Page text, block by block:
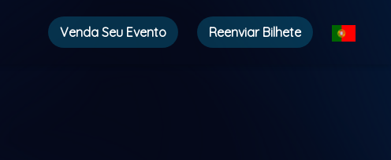
Venda Seu Evento Reenviar Bilhete